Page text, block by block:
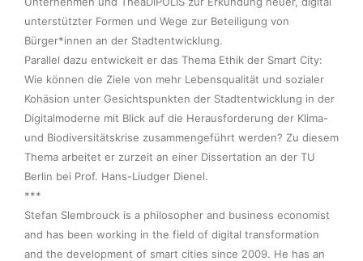
unterstützter Formen und Wege zur Beteiligung von
Bürger*innen an der Stadtentwicklung.
Parallel dazu entwickelt er das Thema Ethik der Smart City:
Wie können die Ziele von mehr Lebensqualität und sozialer
Kohäsion unter Gesichtspunkten der Stadtentwicklung in der
Digitalmoderne mit Blick auf die Herausforderung der Klima-
und Biodiversitätskrise zusammengeführt werden? Zu diesem
Thema arbeitet er zurzeit an einer Dissertation an der TU
Berlin bei Prof. Hans-Liudger Dienel.
***
Stefan Slembrouck is a philosopher and business economist
and has been working in the field of digital transformation
and the development of smart cities since 2009. He has an